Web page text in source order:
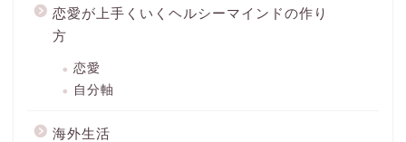
恋愛が上手くいくヘルシーマインドの作り
方
恋愛
自分軸
海外生活